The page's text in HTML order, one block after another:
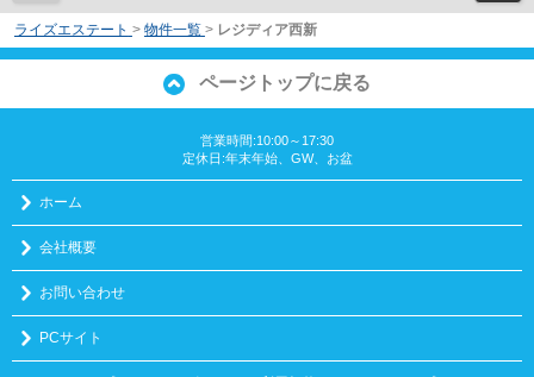
ライズエステート > 物件一覧 > レジディア西新
ページトップに戻る
営業時間:10:00～17:30
定休日:年末年始、GW、お盆
ホーム
会社概要
お問い合わせ
PCサイト